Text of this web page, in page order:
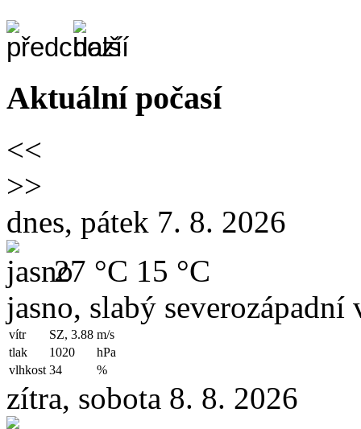
Aktuální počasí
<<
>>
dnes, pátek 7. 8. 2026
27 °C 15 °C
jasno, slabý severozápadní
vítr SZ, 3.88 m/s
tlak
1020
hPa
vlhkost 34 %
zítra, sobota 8. 8. 2026